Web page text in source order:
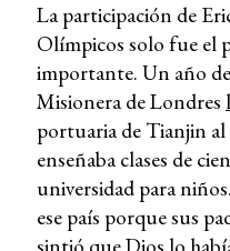
La participación de
Olímpicos solo fue el
importante. Un año
Misionera de Londres
portuaria de Tianjin
enseñaba clases de
universidad para
ese país porque sus